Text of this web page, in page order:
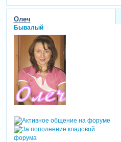
Олеч
Бывалый